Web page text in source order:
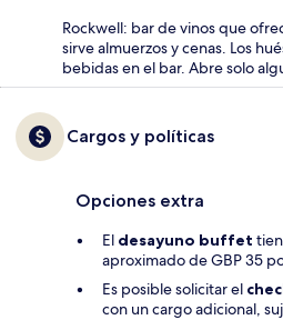
Rockwell: bar de vinos que
sirve almuerzos y cenas. Los
bebidas en el bar. Abre solo
Cargos y políticas
Opciones extra
El desayuno buffet
aproximado de GBP 35
Es posible solicitar el
con un cargo adicional,